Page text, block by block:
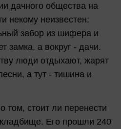
дачного общества на
некому неизвестен:
забор из шифера и
замка, а вокруг - дачи.
люди отдыхают, жарят
а тут - тишина и
стоит ли перенести
Его прошли 240